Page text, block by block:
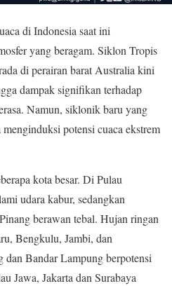
di Indonesia saat ini
yang beragam. Siklon Tropis
di perairan barat Australia kini
dampak signifikan terhadap
Namun, siklonik baru yang
potensi cuaca ekstrem
kota besar. Di Pulau
udara kabur, sedangkan
berawan tebal. Hujan ringan
Bengkulu, Jambi, dan
dan Bandar Lampung berpotensi
Jawa, Jakarta dan Surabaya